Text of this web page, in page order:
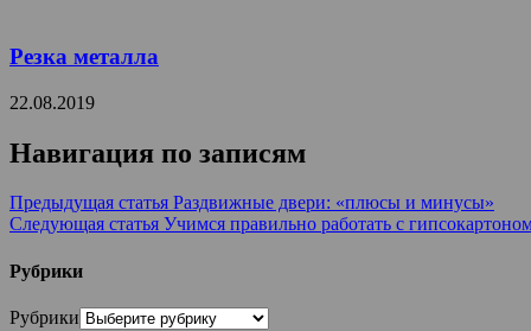
Резка металла
22.08.2019
Навигация по записям
Предыдущая статья Раздвижные двери: «плюсы и минусы»
Следующая статья Учимся правильно работать с
Рубрики
Рубрики